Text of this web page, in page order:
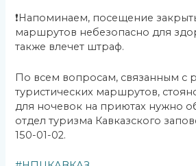
❗Напоминаем, посещение
маршрутов небезопасно для
также влечет штраф.
По всем вопросам, связанным с
туристических маршрутов,
для ночевок на приютах нужно
отдел туризма Кавказского
150-01-02.